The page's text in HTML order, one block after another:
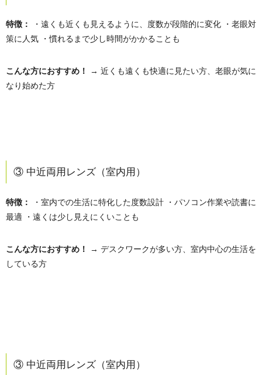
特徴：
・遠くも近くも見えるように、度数が段階的に変化 ・老眼対
策に人気 ・慣れるまで少し時間がかかることも
こんな方におすすめ！
→ 近くも遠くも快適に見たい方、老眼が気に
なり始めた方
③ 中近両用レンズ（室内用）
特徴：
・室内での生活に特化した度数設計 ・パソコン作業や読書に
最適 ・遠くは少し見えにくいことも
こんな方におすすめ！
→ デスクワークが多い方、室内中心の生活を
している方
③ 中近両用レンズ（室内用）